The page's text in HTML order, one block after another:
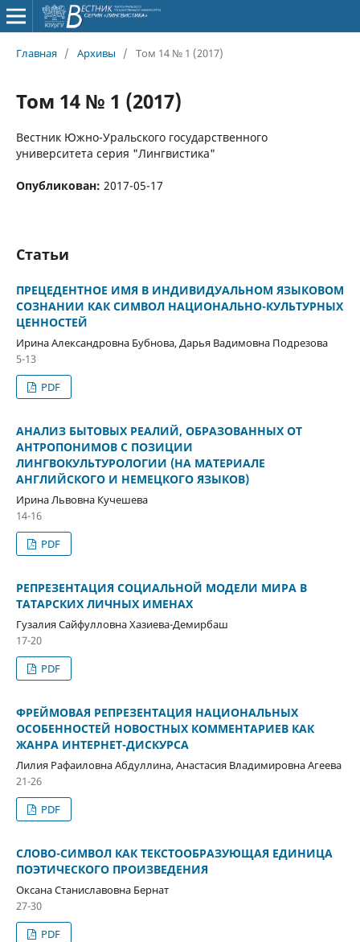
Главная / Архивы / Том 14 № 1 (2017)
Том 14 № 1 (2017)
Вестник Южно-Уральского государственного
университета серия "Лингвистика"
Опубликован: 2017-05-17
Статьи
ПРЕЦЕДЕНТНОЕ ИМЯ В ИНДИВИДУАЛЬНОМ ЯЗЫКОВОМ
СОЗНАНИИ КАК СИМВОЛ НАЦИОНАЛЬНО-КУЛЬТУРНЫХ
ЦЕННОСТЕЙ
Ирина Александровна Бубнова, Дарья Вадимовна Подрезова
5-13
PDF
АНАЛИЗ БЫТОВЫХ РЕАЛИЙ, ОБРАЗОВАННЫХ ОТ
АНТРОПОНИМОВ С ПОЗИЦИИ
ЛИНГВОКУЛЬТУРОЛОГИИ (НА МАТЕРИАЛЕ
АНГЛИЙСКОГО И НЕМЕЦКОГО ЯЗЫКОВ)
Ирина Львовна Кучешева
14-16
PDF
РЕПРЕЗЕНТАЦИЯ СОЦИАЛЬНОЙ МОДЕЛИ МИРА В
ТАТАРСКИХ ЛИЧНЫХ ИМЕНАХ
Гузалия Сайфулловна Хазиева-Демирбаш
17-20
PDF
ФРЕЙМОВАЯ РЕПРЕЗЕНТАЦИЯ НАЦИОНАЛЬНЫХ
ОСОБЕННОСТЕЙ НОВОСТНЫХ КОММЕНТАРИЕВ КАК
ЖАНРА ИНТЕРНЕТ-ДИСКУРСА
Лилия Рафаиловна Абдуллина, Анастасия Владимировна Агеева
21-26
PDF
СЛОВО-СИМВОЛ КАК ТЕКСТООБРАЗУЮЩАЯ ЕДИНИЦА
ПОЭТИЧЕСКОГО ПРОИЗВЕДЕНИЯ
Оксана Станиславовна Бернат
27-30
PDF